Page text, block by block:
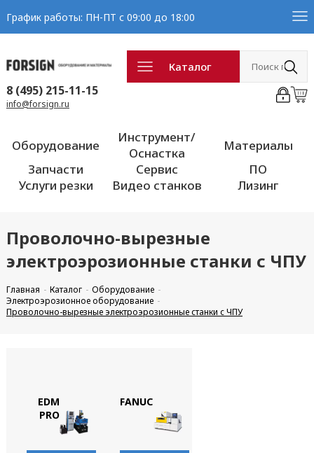
График работы: ПН-ПТ с 09:00 до 18:00
Каталог
8 (495) 215-11-15
info@forsign.ru
Оборудование
Инструмент/
Оснастка
Материалы
Запчасти
Сервис
ПО
Услуги резки
Видео станков Лизинг
Проволочно-вырезные
электроэрозионные станки с ЧПУ
Главная Каталог
Оборудование
Электроэрозионное оборудование
Проволочно-вырезные электроэрозионные станки с ЧПУ
EDM
PRO
FANUC